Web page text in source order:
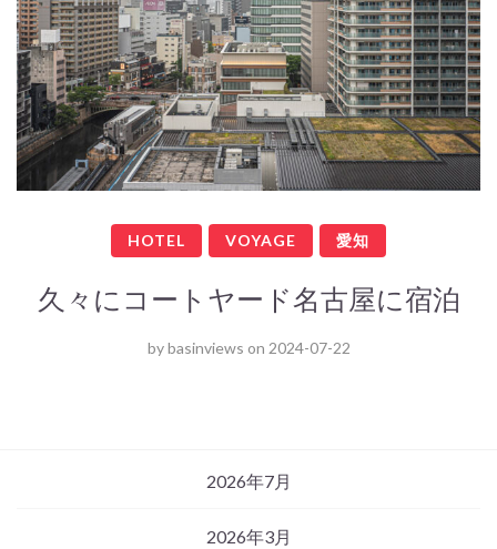
HOTEL VOYAGE 愛知
久々にコートヤード名古屋に宿泊
bybasinviews on 2024-07-22
2026年7月
2026年3月